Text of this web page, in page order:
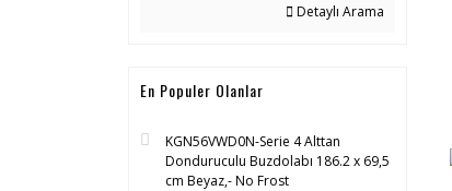
Detaylı Arama
En Populer Olanlar
KGN56VWD0N-Serie 4 Alttan
Donduruculu Buzdolabı 186.2 x 69,5
cm Beyaz,- No Frost